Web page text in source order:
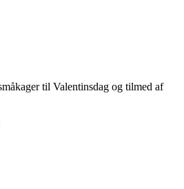
til Valentinsdag og tilmed af